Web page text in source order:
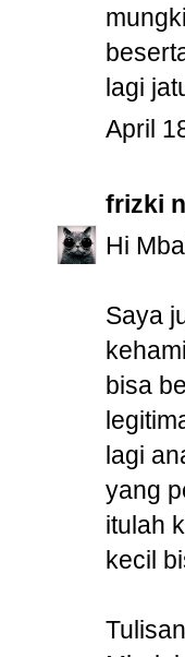
lagi
April
frizki
Hi
Saya
bisa
lagi
yang
itulah
kecil